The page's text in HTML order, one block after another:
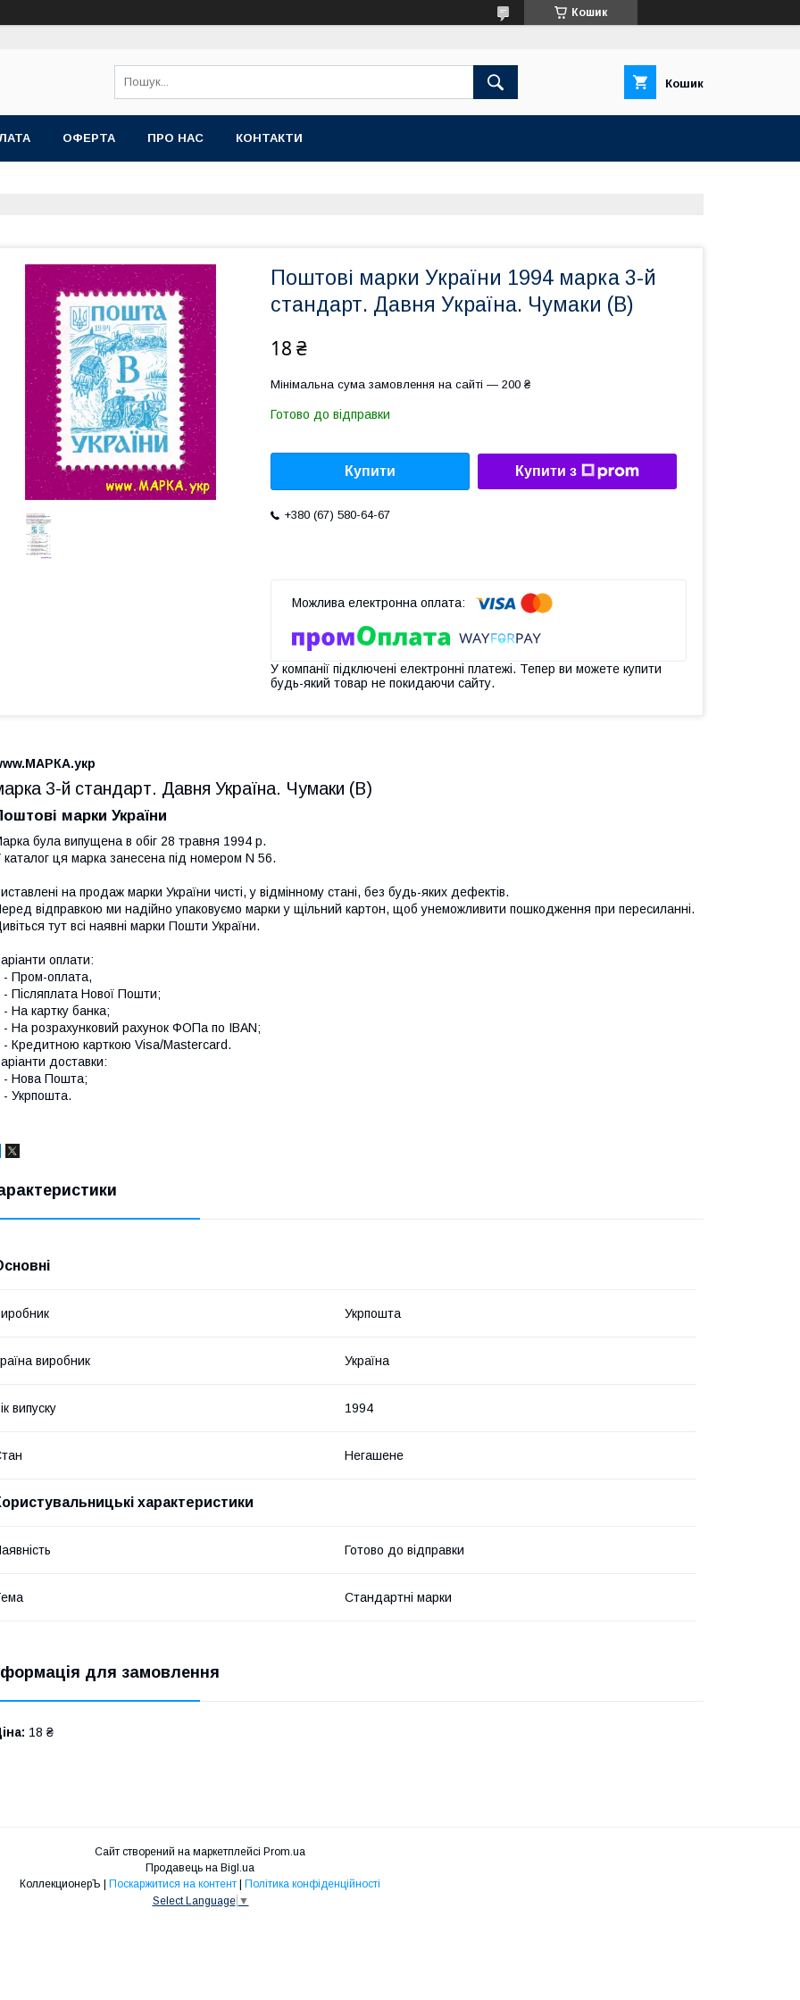
Кошик
Кошик
ОФЕРТА ПРО НАС КОНТАКТИ
Поштові марки України 1994 марка 3-й
стандарт. Давня Україна. Чумаки (В)
18 ₴
Мінімальна сума замовлення на сайті — 200 ₴
Готово до відправки
Купити Купити з
+380 (67) 580-64-67
У компанії підключені електронні платежі. Тепер ви можете купити
будь-який товар не покидаючи сайту.
3-й стандарт. Давня Україна. Чумаки (В)
марки України
була випущена в обіг 28 травня 1994 р.
каталог ця марка занесена під номером N 56.
на продаж марки України чисті, у відмінному стані, без будь-яких дефектів.
відправкою ми надійно упаковуємо марки у щільний картон, щоб унеможливити пошкодження при пересиланні.
тут всі наявні марки Пошти України.
оплати:
- Пром-оплата,
- Післяплата Нової Пошти;
- На картку банка;
- На розрахунковий рахунок ФОПа по IBAN;
- Кредитною карткою Visa/Mastercard.
доставки:
- Нова Пошта;
- Укрпошта.
Укрпошта
виробник Україна
випуску 1994
Негашене
характеристики
Готово до відправки
Стандартні марки
для замовлення
18 ₴
Сайт створений на маркетплейсі Prom.ua
Продавець на Bigl.ua
Поскаржитися на контент
Політика конфіденційності
Select Language ▼